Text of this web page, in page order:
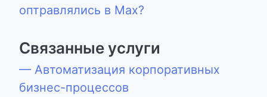
оптравлялись в Max?
Связанные услуги
— Автоматизация корпоративных
бизнес-процессов